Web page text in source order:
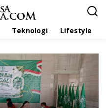
Teknologi Lifestyle